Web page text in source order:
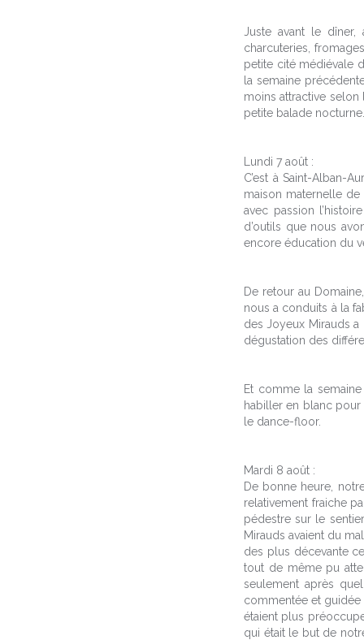
Juste avant le
charcuteries,
petite cité médiévale
la semaine
moins attractive
petite balade nocturne.
Lundi 7 août :
C’est à Saint-Alban-
maison maternelle
avec passion
d’outils que nous
encore éducation du
De retour au
nous a conduits à la
des Joyeux Mirauds a
dégustation des
Et comme la
habiller en blanc
le dance-floor.
Mardi 8 août :
De bonne heure,
relativement fraiche
pédestre sur le
Mirauds avaient du
des plus décevante
tout de même pu
seulement après
commentée et
étaient plus
qui était le but de